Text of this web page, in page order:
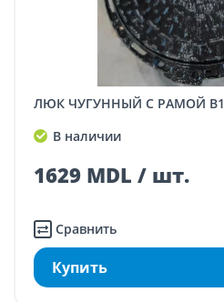
ЛЮК ЧУГУННЫЙ С РАМОЙ
В наличии
1629 MDL / шт.
Сравнить
Купить